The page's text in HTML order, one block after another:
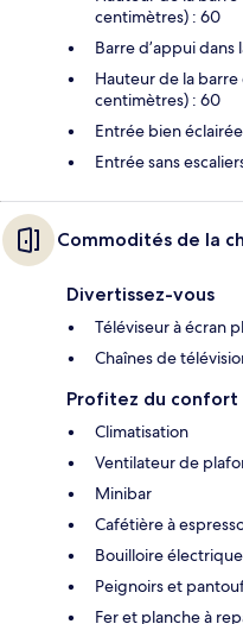
centimètres) : 60
Barre d’appui dans
Hauteur de la barre
centimètres) : 60
Entrée bien éclairée
Entrée sans
Commodités de la
Divertissez-vous
Téléviseur à écran
Chaînes de
Profitez du confort
Climatisation
Ventilateur de
Minibar
Cafétière à
Bouilloire électrique
Peignoirs et
Fer et planche à